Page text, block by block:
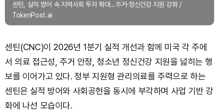
센틴, 실적 방어 속 지역사회 투자 확대…주거·정신건강 지원 강화 /
TokenPost.ai
센틴(CNC)이 2026년 1분기 실적 개선과 함께 미국 각 주에
서 의료 접근성, 주거 안정, 청소년 정신건강 지원을 넓히는 행
보를 이어가고 있다. 정부 지원형 관리의료를 주력으로 하는
센틴은 실적 방어와 사회공헌을 동시에 부각하며 사업 기반 강
화에 나선 모습이다.